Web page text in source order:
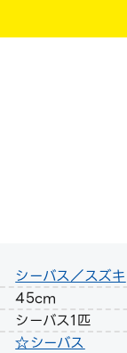
シーバス／スズキ
45cm
シーバス1匹
☆シーバス